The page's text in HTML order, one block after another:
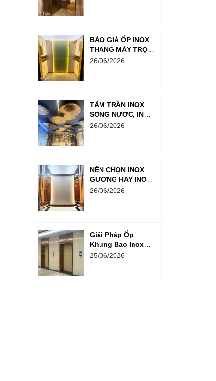
BÁO GIÁ ỐP INOX
THANG MÁY TRỌN
GÓI MỚI NHẤT
26/06/2026
TẤM TRẦN INOX
SÓNG NƯỚC, INOX
MÀU TRÀ: GIẢI
26/06/2026
NÊN CHỌN INOX
GƯƠNG HAY INOX
XƯỚC CHO CABIN
26/06/2026
Giải Pháp Ốp
Khung Bao Inox
Thang Máy Cho
25/06/2026